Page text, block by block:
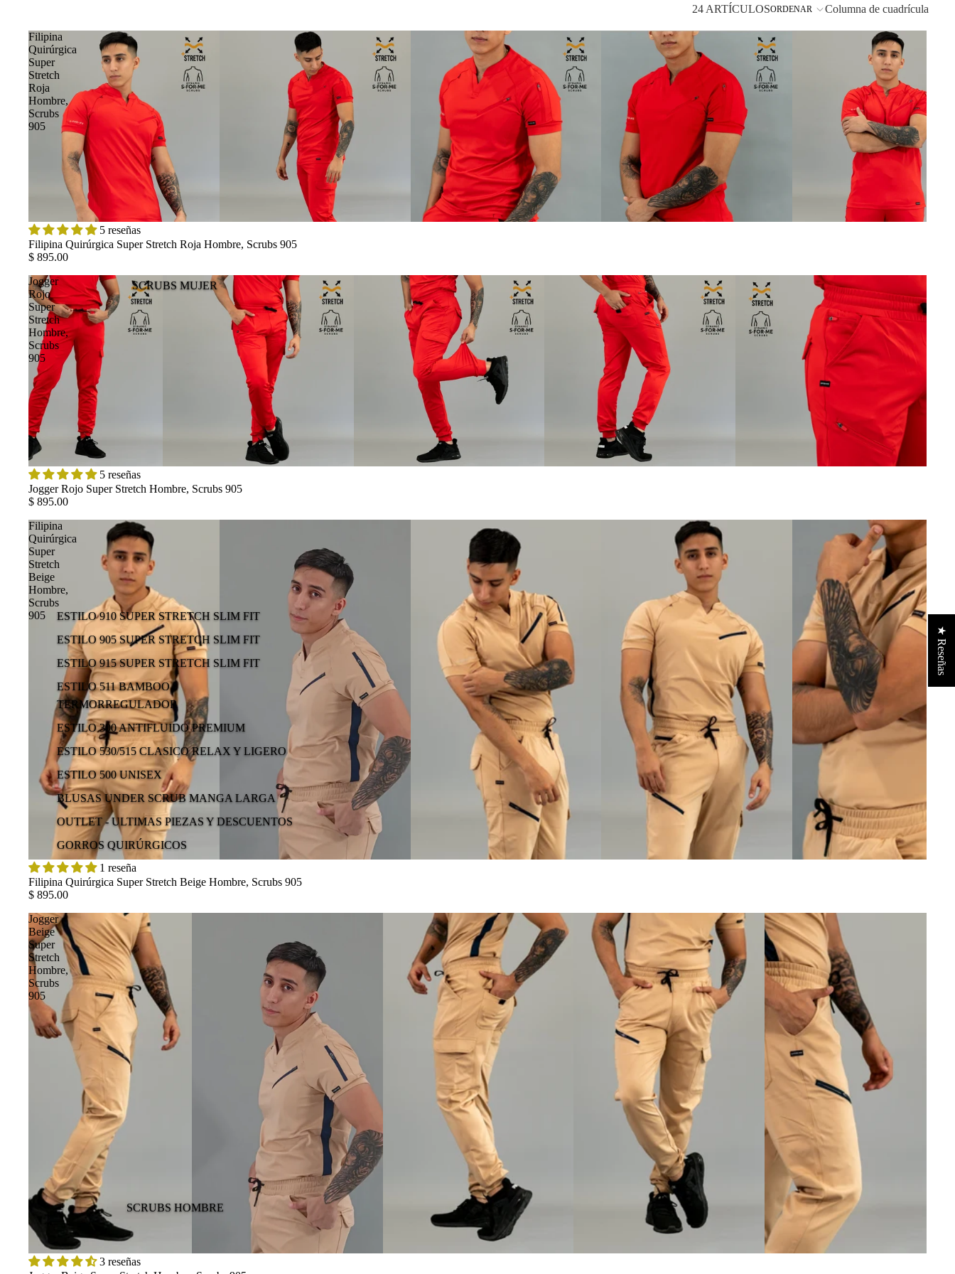
SCRUBS MUJER
ESTILO 910 SUPER STRETCH SLIM FIT
ESTILO 905 SUPER STRETCH SLIM FIT
ESTILO 915 SUPER STRETCH SLIM FIT
ESTILO 511 BAMBOO
TERMORREGULADOR
ESTILO 300 ANTIFLUIDO PREMIUM
ESTILO 530/515 CLASICO RELAX Y LIGERO
ESTILO 500 UNISEX
BLUSAS UNDER SCRUB MANGA LARGA
OUTLET - ULTIMAS PIEZAS Y DESCUENTOS
GORROS QUIRÚRGICOS
SCRUBS HOMBRE
24 ARTÍCULOSORDENAR Columna de cuadrícula
Filipina
Quirúrgica
Super
Stretch
Roja
Hombre,
Scrubs
905
5 reseñas
Filipina Quirúrgica Super Stretch Roja Hombre, Scrubs 905
$ 895.00
Jogger
Rojo
Super
Stretch
Hombre,
Scrubs
905
5 reseñas
Jogger Rojo Super Stretch Hombre, Scrubs 905
$ 895.00
Filipina
Quirúrgica
Super
Stretch
Beige
Hombre,
Scrubs
905
1 reseña
Filipina Quirúrgica Super Stretch Beige Hombre, Scrubs 905
$ 895.00
Jogger
Beige
Super
Stretch
Hombre,
Scrubs
905
3 reseñas
★ Reseñas